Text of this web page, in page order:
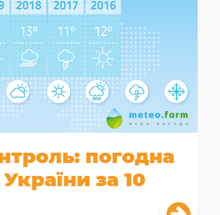
погодна
за 10